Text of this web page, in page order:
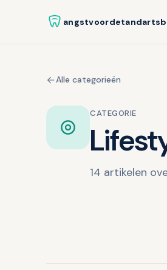
Alle categorieën
CATEGORIE
14 artikelen